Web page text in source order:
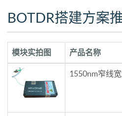
BOTDR搭建方案
模块实拍图 产品名称
1550nm窄线